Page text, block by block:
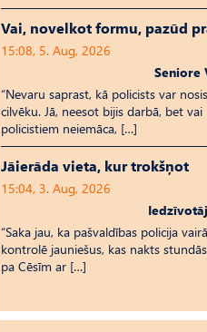
Vai, novelkot formu, pazūd
15:08, 5. Aug, 2026
Seniore
“Nevaru saprast, kā policists var
cilvēku. Jā, neesot bijis darbā, bet vai
policistiem neiemāca, […]
Jāierāda vieta, kur trokšņot
15:04, 3. Aug, 2026
“Saka jau, ka pašvaldības policija
kontrolē jauniešus, kas nakts
pa Cēsīm ar […]